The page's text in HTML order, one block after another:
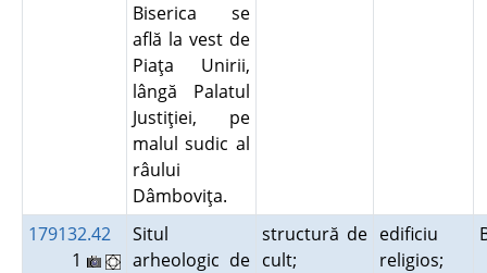
Biserica se
află la vest de
Piaţa Unirii,
lângă Palatul
Justiţiei, pe
malul sudic al
râului
Dâmboviţa.
179132.42
1
Situl
arheologic de
structură de
cult;
edificiu
religios;